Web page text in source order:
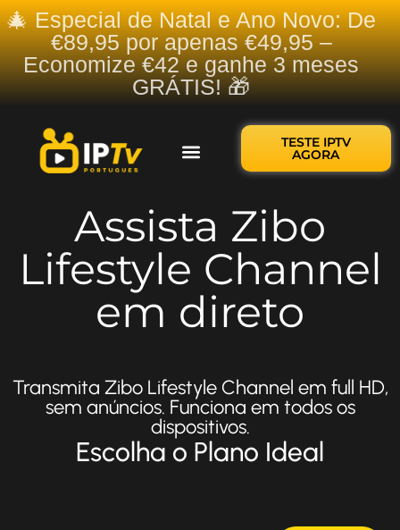
🎄 Especial de Natal e Ano Novo: De
€89,95 por apenas €49,95 –
Economize €42 e ganhe 3 meses
GRÁTIS! 🎁
TESTE IPTV
AGORA
Assista Zibo
Lifestyle Channel
em direto
Transmita Zibo Lifestyle Channel em full HD,
sem anúncios. Funciona em todos os
dispositivos.
Escolha o Plano Ideal